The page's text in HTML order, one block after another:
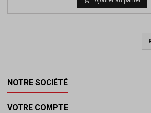
base
NOTRE SOCIÉTÉ
VOTRE COMPTE